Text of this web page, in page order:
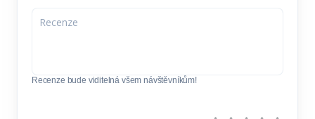
Recenze bude viditelná všem návštěvníkům!